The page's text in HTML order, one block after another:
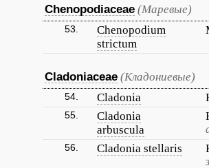
Chenopodiaceae (Маревые)
53.
Chenopodium
strictum
Cladoniaceae (Кладониевые)
54. Cladonia
55.
Cladonia
arbuscula
56. Cladonia stellaris